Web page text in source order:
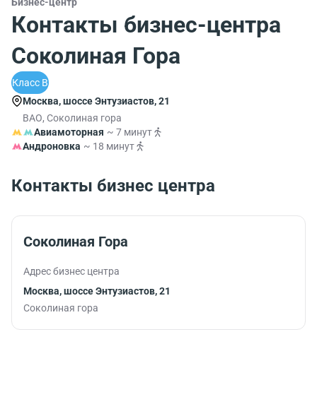
Контакты бизнес-центра
Соколиная Гора
Класс B
Москва, шоссе Энтузиастов, 21
ВАО, Соколиная гора
Авиамоторная ~ 7 минут
Андроновка ~ 18 минут
Контакты бизнес центра
Соколиная Гора
Адрес бизнес центра
Москва, шоссе Энтузиастов, 21
Соколиная гора